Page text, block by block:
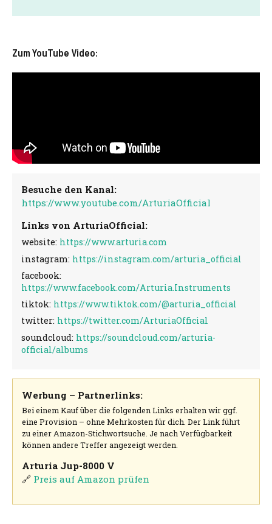
Zum YouTube Video:
Besuche den Kanal:
https://www.youtube.com/ArturiaOfficial
Links von ArturiaOfficial:
website: https://www.arturia.com
instagram: https://instagram.com/arturia_official
facebook:
https://www.facebook.com/Arturia.Instruments
tiktok: https://www.tiktok.com/@arturia_official
twitter: https://twitter.com/ArturiaOfficial
soundcloud: https://soundcloud.com/arturia-
official/albums
Werbung – Partnerlinks:
Bei einem Kauf über die folgenden Links erhalten wir ggf.
eine Provision – ohne Mehrkosten für dich. Der Link führt
zu einer Amazon-Stichwortsuche. Je nach Verfügbarkeit
können andere Treffer angezeigt werden.
Arturia Jup-8000 V
🔗 Preis auf Amazon prüfen